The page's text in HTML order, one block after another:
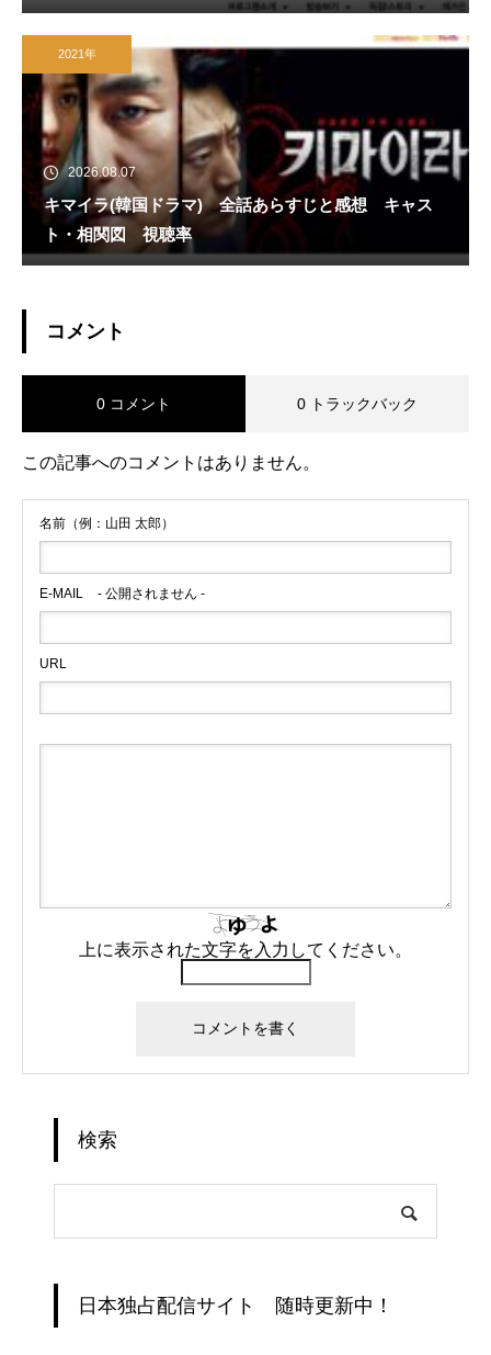
2021年
2026.08.07
キマイラ(韓国ドラマ) 全話あらすじと感想 キャス
ト・相関図 視聴率
コメント
0 コメント 0 トラックバック
この記事へのコメントはありません。
名前（例：山田 太郎）
E-MAIL - 公開されません -
URL
上に表示された文字を入力してください。
検索
日本独占配信サイト 随時更新中！